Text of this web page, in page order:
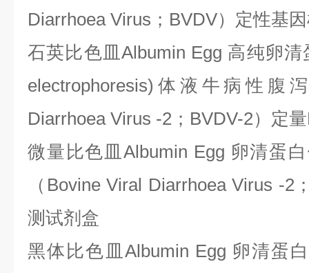
Diarrhoea Virus；BVDV）定性基
石英比色皿 Albumin Egg 高纯卵
electrophoresis)体液牛病性腹
Diarrhoea Virus -2；BVDV-2）定
微量比色皿 Albumin Egg 卵清蛋
（Bovine Viral Diarrhoea Virus -2
测试剂盒
黑体比色皿 Albumin Egg 卵清蛋